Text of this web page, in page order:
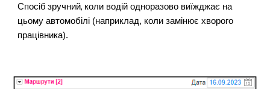
Спосіб зручний, коли водій одноразово виїжджає на
цьому автомобілі (наприклад, коли замінює хворого
працівника).